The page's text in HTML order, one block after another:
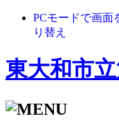
PCモードで画面
り替え
東大和市